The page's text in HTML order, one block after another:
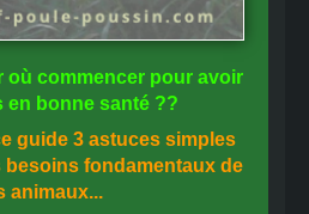
où commencer pour avoir
en bonne santé ??
guide 3 astuces simples
fondamentaux de
animaux...